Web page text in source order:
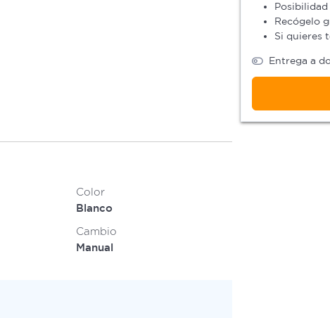
Recógelo
Si quieres
Entrega a
Color
Blanco
Cambio
Manual